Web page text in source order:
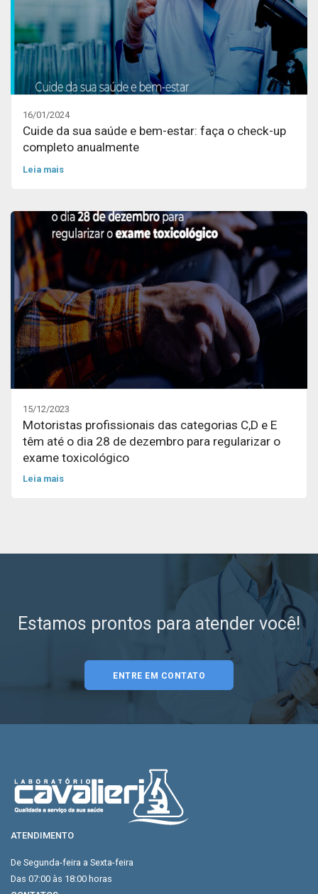
16/01/2024
Cuide da sua saúde e bem-estar: faça o check-up
completo anualmente
Leia mais
15/12/2023
Motoristas profissionais das categorias C,D e E
têm até o dia 28 de dezembro para regularizar o
exame toxicológico
Leia mais
Estamos prontos para atender você!
ENTRE EM CONTATO
ATENDIMENTO
De Segunda-feira a Sexta-feira
Das 07:00 às 18:00 horas